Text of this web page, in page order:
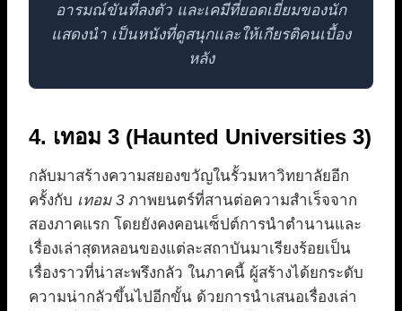
อารมณ์ขันที่ลงตัว และเคมีที่ยอดเยี่ยมของนัก
แสดงนำ เป็นหนังที่ดูสนุกและให้เกียรติคนเบื้อง
หลัง
4. เทอม 3 (Haunted Universities 3)
กลับมาสร้างความสยองขวัญในรั้วมหาวิทยาลัยอีก
ครั้งกับ เทอม 3ภาพยนตร์ที่สานต่อความสำเร็จจาก
สองภาคแรก โดยยังคงคอนเซ็ปต์การนำตำนานและ
เรื่องเล่าสุดหลอนของแต่ละสถาบันมาเรียงร้อยเป็น
เรื่องราวที่น่าสะพรึงกลัว ในภาคนี้ ผู้สร้างได้ยกระดับ
ความน่ากลัวขึ้นไปอีกขั้น ด้วยการนำเสนอเรื่องเล่า